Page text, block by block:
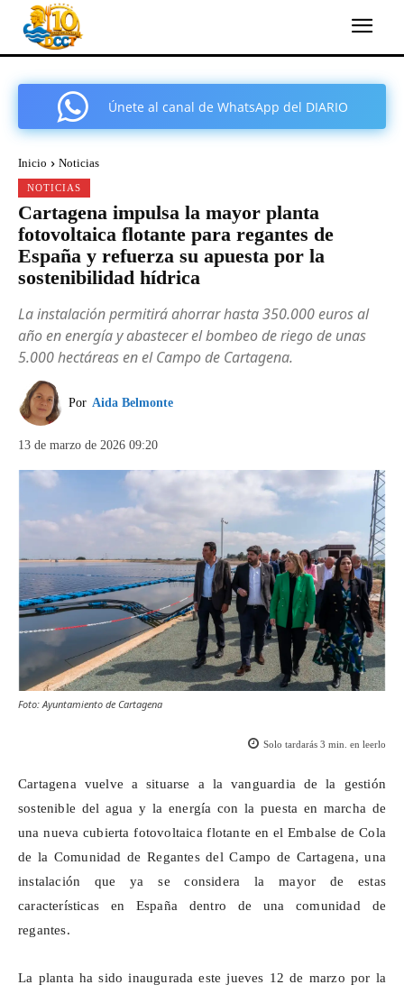
Únete al canal de WhatsApp del DIARIO
Inicio Noticias
NOTICIAS
Cartagena impulsa la mayor planta
fotovoltaica flotante para regantes de
España y refuerza su apuesta por la
sostenibilidad hídrica
La instalación permitirá ahorrar hasta 350.000 euros al
año en energía y abastecer el bombeo de riego de unas
5.000 hectáreas en el Campo de Cartagena.
Por Aida Belmonte
13 de marzo de 2026 09:20
Foto: Ayuntamiento de Cartagena
Solo tardarás 3 min. en leerlo
Cartagena vuelve a situarse a la vanguardia de la gestión
sostenible del agua y la energía con la puesta en marcha de
una nueva cubierta fotovoltaica flotante en el Embalse de Cola
de la Comunidad de Regantes del Campo de Cartagena, una
instalación que ya se considera la mayor de estas
características en España dentro de una comunidad de
regantes.
La planta ha sido inaugurada este jueves 12 de marzo por la